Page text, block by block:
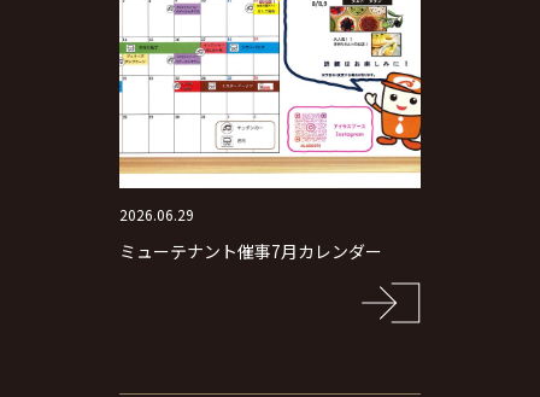
2026.06.29
ミューテナント催事7月カレンダー